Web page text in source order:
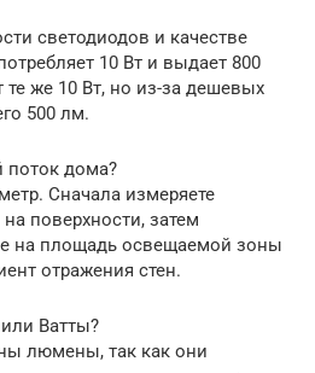
светодиодов и качестве
10 Вт и выдает 800
те же 10 Вт, но из-за дешевых
500 лм.
поток дома?
Сначала измеряете
поверхности, затем
на площадь освещаемой зоны
отражения стен.
Ватты?
люмены, так как они